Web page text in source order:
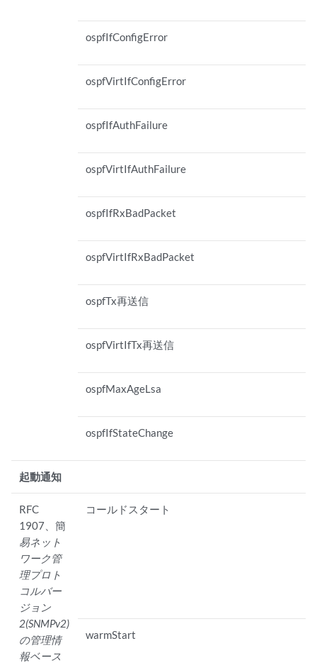
ospfIfConfigError
ospfVirtIfConfigError
ospfIfAuthFailure
ospfVirtIfAuthFailure
ospfIfRxBadPacket
ospfVirtIfRxBadPacket
ospfTx再送信
ospfVirtIfTx再送信
ospfMaxAgeLsa
ospfIfStateChange
起動通知
RFC
1907、簡
易ネット
ワーク管
理プロト
コルバー
ジョン
2(SNMPv2)
の管理情
報ベース
コールドスタート
warmStart